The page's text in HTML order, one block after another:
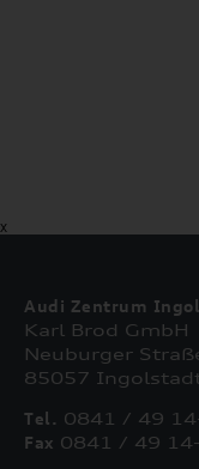
X
Audi Zentrum
Karl Brod GmbH
Neuburger
85057
Tel. 0841 / 49
Fax 0841 / 49